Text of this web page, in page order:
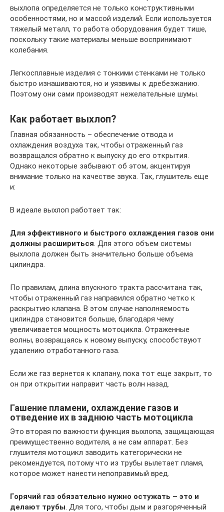
выхлопа определяется не только конструктивными
особенностями, но и массой изделий. Если используется
тяжелый металл, то работа оборудования будет тише,
поскольку такие материалы меньше воспринимают
колебания.
Легкосплавные изделия с тонкими стенками не только
быстро изнашиваются, но и уязвимы к дребезжанию.
Поэтому они сами производят нежелательные шумы.
Как работает выхлоп?
Главная обязанность – обеспечение отвода и
охлаждения воздуха так, чтобы отраженный газ
возвращался обратно к выпуску до его открытия.
Однако некоторые забывают об этом, акцентируя
внимание только на качестве звука. Так, глушитель еще
и:
В идеале выхлоп работает так:
Для эффективного и быстрого охлаждения газов они
должны расшириться . Для этого объем системы
выхлопа должен быть значительно больше объема
цилиндра.
По правилам, длина впускного тракта рассчитана так,
чтобы отраженный газ направился обратно четко к
раскрытию клапана. В этом случае наполняемость
цилиндра становится больше, благодаря чему
увеличивается мощность мотоцикла. Отраженные
волны, возвращаясь к новому выпуску, способствуют
удалению отработанного газа.
Если же газ вернется к клапану, пока тот еще закрыт, то
он при открытии направит часть волн назад.
Гашение пламени, охлаждение газов и
отведение их в заднюю часть мотоцикла
Это вторая по важности функция выхлопа, защищающая
преимущественно водителя, а не сам аппарат. Без
глушителя мотоцикл заводить категорически не
рекомендуется, потому что из трубы вылетает пламя,
которое может нанести непоправимый вред.
Горячий газ обязательно нужно остужать – это и
делают трубы . Для того, чтобы дым и разгоряченный